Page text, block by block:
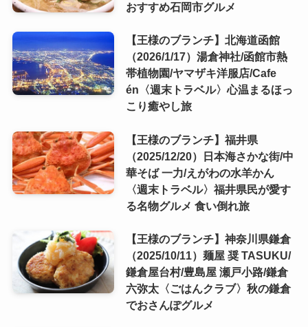
おすすめ石岡市グルメ
【王様のブランチ】北海道函館
（2026/1/17）湯倉神社/函館市熱
帯植物園/ヤマザキ洋服店/Cafe
én〈週末トラベル〉心温まるほっ
こり癒やし旅
【王様のブランチ】福井県
（2025/12/20）日本海さかな街/中
華そば 一力/えがわの水羊かん
〈週末トラベル〉福井県民が愛す
る名物グルメ 食い倒れ旅
【王様のブランチ】神奈川県鎌倉
（2025/10/11）麺屋 奨 TASUKU/
鎌倉屋台村/豊島屋 瀬戸小路/鎌倉
六弥太〈ごはんクラブ〉秋の鎌倉
でおさんぽグルメ